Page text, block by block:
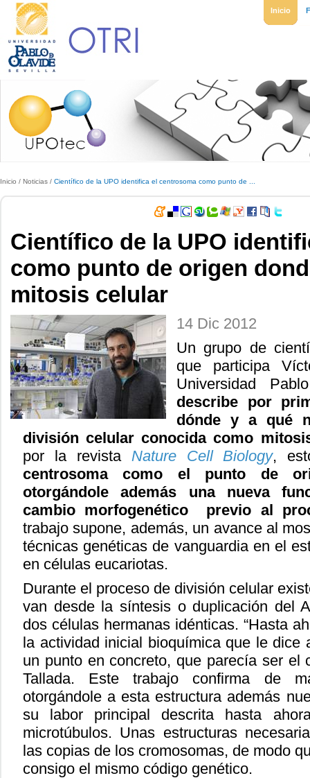
Inicio
Inicio / Noticias / Científico de la UPO identifica el centrosoma como punto de ...
Científico de la UPO
como punto de origen
mitosis celular
14 Dic 2012
Un grupo de
que participa
Universidad
describe por
dónde y a qué
división celular conocida como
por la revista Nature Cell Biology,
centrosoma como el punto de
otorgándole además una nueva
cambio morfogenético previo al
trabajo supone, además, un avance al
técnicas genéticas de vanguardia en el
en células eucariotas.
Durante el proceso de división celular
van desde la síntesis o duplicación del
dos células hermanas idénticas. “Hasta
la actividad inicial bioquímica que le dice
un punto en concreto, que parecía ser el
Tallada. Este trabajo confirma de
otorgándole a esta estructura además
su labor principal descrita hasta
microtúbulos. Unas estructuras
las copias de los cromosomas, de modo
consigo el mismo código genético.